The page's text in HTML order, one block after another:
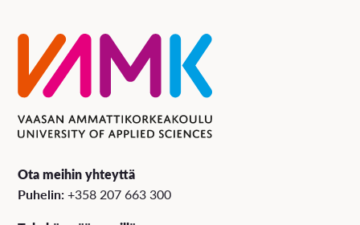
Ota meihin yhteyttä
Puhelin:+358 207 663 300